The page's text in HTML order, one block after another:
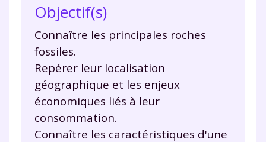
Objectif(s)
Connaître les principales roches
fossiles.
Repérer leur localisation
géographique et les enjeux
économiques liés à leur
consommation.
Connaître les caractéristiques d'une